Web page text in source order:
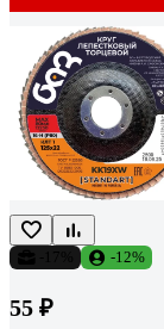
-12%
55 ₽